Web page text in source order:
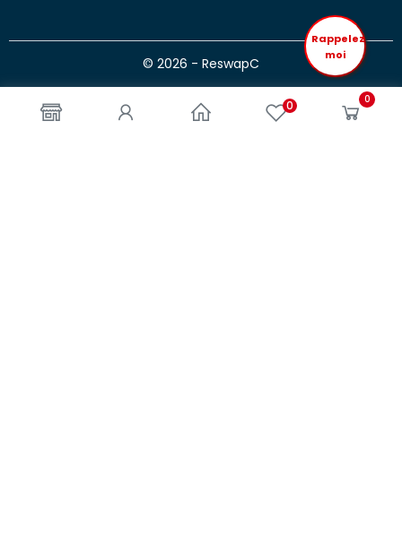
0 0
© 2026 - ReswapC
Rappelez
moi